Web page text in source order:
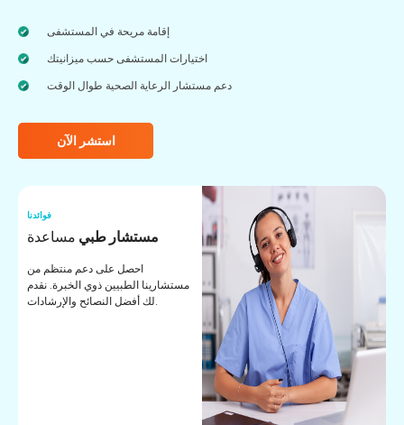
إقامة مريحة في المستشفى
اختيارات المستشفى حسب ميزانيتك
دعم مستشار الرعاية الصحية طوال الوقت
استشر الآن
فوائدنا
مستشار طبي مساعدة
احصل على دعم منتظم من
مستشارينا الطبيين ذوي الخبرة. نقدم
لك أفضل النصائح والإرشادات.